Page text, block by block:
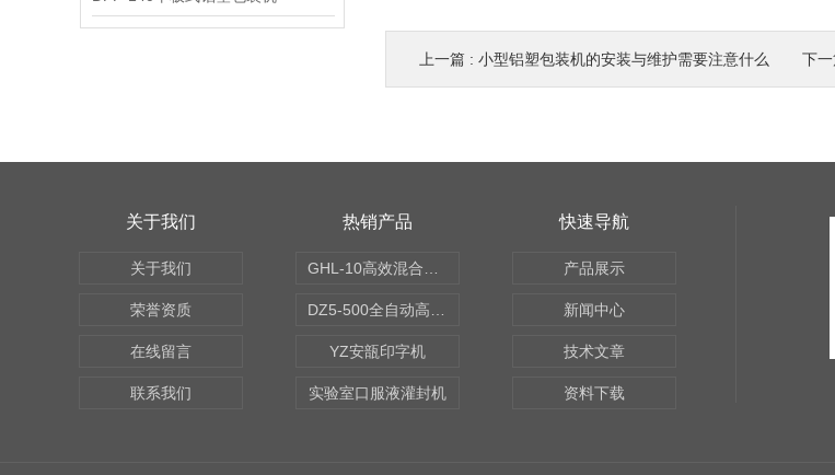
上一篇 : 小型铝塑包装机的安装与维护需要注意什么 下
关于我们
关于我们
荣誉资质
在线留言
联系我们
热销产品
YZ安瓿印字机
实验室口服液灌封机
快速导航
产品展示
新闻中心
技术文章
资料下载